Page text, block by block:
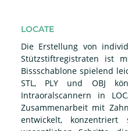
LOCATE
Die Erstellung von
Stützstiftregistraten ist
Bissschablone spielend
STL, PLY und OBJ
Intraoralscannern in
Zusammenarbeit mit
entwickelt,